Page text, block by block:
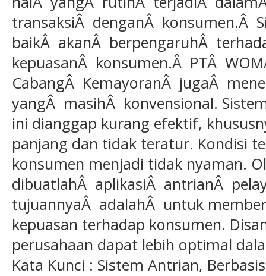
transaksiÂ denganÂ konsumen.Â
baikÂ akanÂ berpengaruhÂ
kepuasanÂ konsumen.Â PTÂ
CabangÂ KemayoranÂ jugaÂ
yangÂ masihÂ konvensional.
ini dianggap kurang efektif,
panjang dan tidak teratur. Kondisi
konsumen menjadi tidak nyaman.
dibuatlahÂ aplikasiÂ antrianÂ
tujuannyaÂ adalahÂ untuk
kepuasan terhadap konsumen.
perusahaan dapat lebih optimal
Kata Kunci : Sistem Antrian,